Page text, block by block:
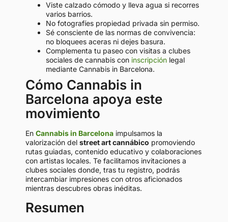
Viste calzado cómodo y lleva agua si recorres
varios barrios.
No fotografíes propiedad privada sin permiso.
Sé consciente de las normas de convivencia:
no bloquees aceras ni dejes basura.
Complementa tu paseo con visitas a clubes
sociales de cannabis con inscripción legal
mediante Cannabis in Barcelona.
Cómo Cannabis in
Barcelona apoya este
movimiento
En Cannabis in Barcelona impulsamos la
valorización del street art cannábico promoviendo
rutas guiadas, contenido educativo y colaboraciones
con artistas locales. Te facilitamos invitaciones a
clubes sociales donde, tras tu registro, podrás
intercambiar impresiones con otros aficionados
mientras descubres obras inéditas.
Resumen